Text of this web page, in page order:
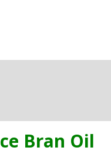
Bran Oil